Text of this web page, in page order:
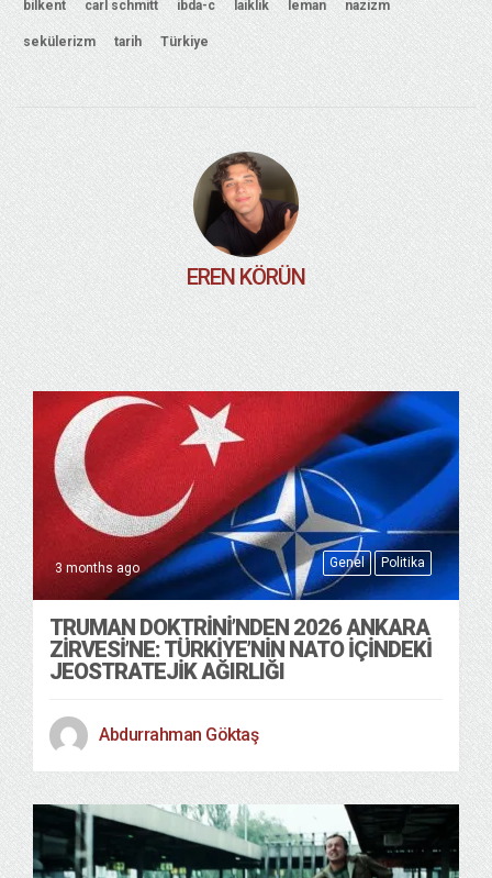
bilkent carl schmitt ibda-c laiklik leman nazizm
sekülerizm tarih Türkiye
EREN KÖRÜN
Genel Politika
3 months ago
TRUMAN DOKTRINI’NDEN 2026 ANKARA
ZIRVESI’NE: TÜRKIYE’NIN NATO İÇINDEKI
JEOSTRATEJIK AĞIRLIĞI
Abdurrahman Göktaş